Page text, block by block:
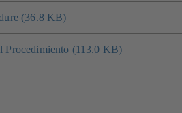
(36.8 KB)
Procedimiento (113.0 KB)